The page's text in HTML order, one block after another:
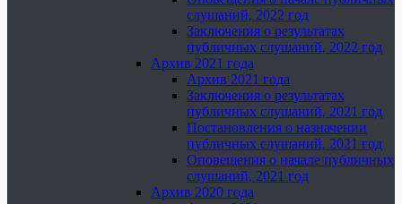
слушаний, 2022 год
Заключения о результатах
публичных слушаний, 2022 год
Архив 2021 года
Архив 2021 года
Заключения о результатах
публичных слушаний, 2021 год
Постановления о назначении
публичных слушаний, 2021 год
Оповещения о начале публичных
слушаний, 2021 год
Архив 2020 года